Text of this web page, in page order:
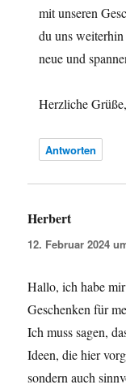
mit unseren
du uns
neue und
Herzliche
Antworten
Herbertsagt:
12. Februar 2024
Hallo, ich habe
Geschenken für
Ich muss sagen,
Ideen, die hier
sondern auch